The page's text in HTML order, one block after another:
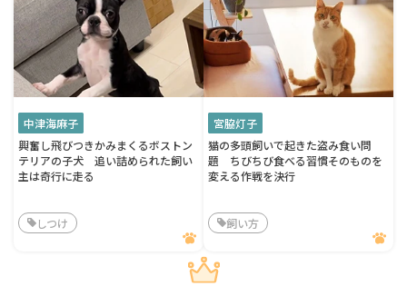
中津海麻子
興奮し飛びつきかみまくるボストン
テリアの子犬 追い詰められた飼い
主は奇行に走る
しつけ
宮脇灯子
猫の多頭飼いで起きた盗み食い問
題 ちびちび食べる習慣そのものを
変える作戦を決行
飼い方